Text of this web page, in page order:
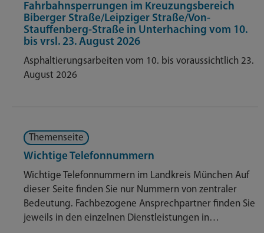
Fahrbahnsperrungen im Kreuzungsbereich
Biberger Straße/Leipziger Straße/Von-
Stauffenberg-Straße in Unterhaching vom 10.
bis vrsl. 23. August 2026
Asphaltierungsarbeiten vom 10. bis voraussichtlich 23.
August 2026
Themenseite
Wichtige Telefonnummern
Wichtige Telefonnummern im Landkreis München Auf
dieser Seite finden Sie nur Nummern von zentraler
Bedeutung. Fachbezogene Ansprechpartner finden Sie
jeweils in den einzelnen Dienstleistungen in…